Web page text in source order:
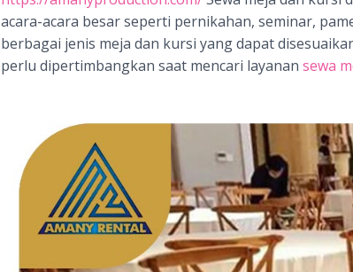
acara-acara besar seperti pernikahan, seminar,
berbagai jenis meja dan kursi yang dapat
perlu dipertimbangkan saat mencari layanan sewa